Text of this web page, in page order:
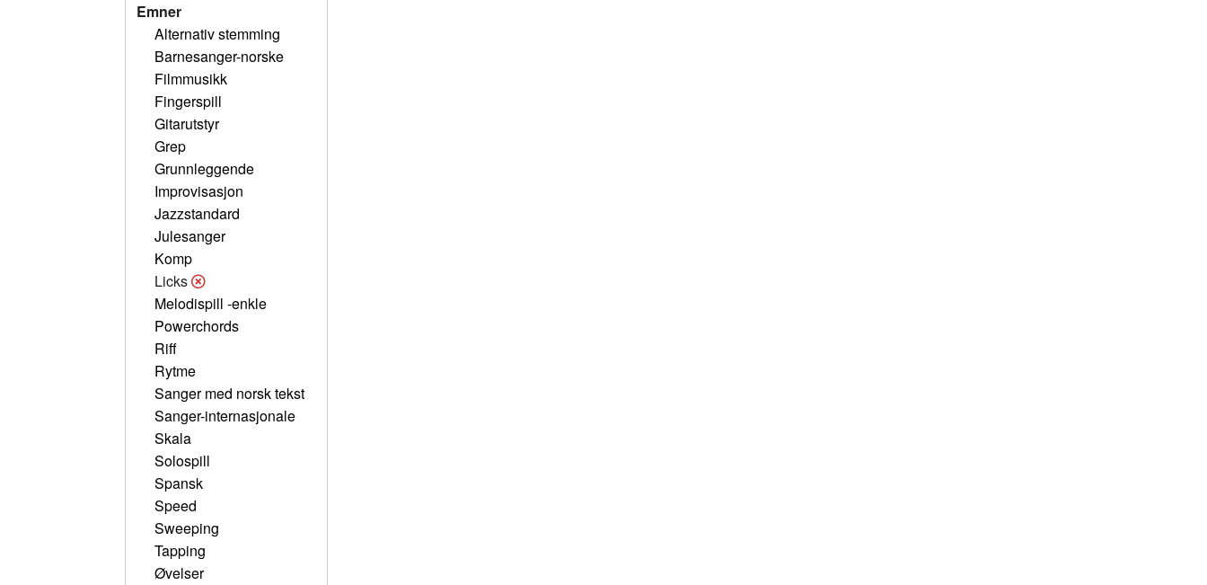
Emner
Alternativ stemming
Barnesanger-norske
Filmmusikk
Fingerspill
Gitarutstyr
Grep
Grunnleggende
Improvisasjon
Jazzstandard
Julesanger
Komp
Licks
Melodispill -enkle
Powerchords
Riff
Rytme
Sanger med norsk tekst
Sanger-internasjonale
Skala
Solospill
Spansk
Speed
Sweeping
Tapping
Øvelser